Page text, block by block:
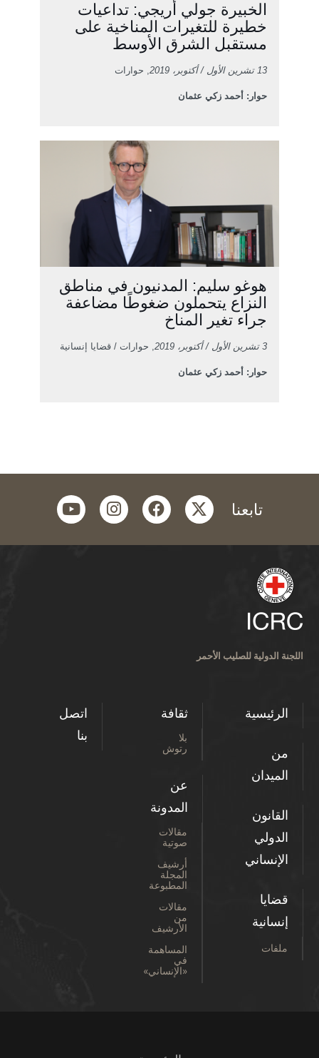
الخبيرة جولي أريجي: تداعيات
خطيرة للتغيرات المناخية على
مستقبل الشرق الأوسط
13 تشرين الأول / أكتوبر، 2019 , حوارات
حوار: أحمد زكي عثمان
هوغو سليم: المدنيون في مناطق
النزاع يتحملون ضغوطًا مضاعفة
جراء تغير المناخ
3 تشرين الأول / أكتوبر، 2019 , حوارات / قضايا إنسانية
حوار: أحمد زكي عثمان
تابعنا twitter
facebook
instagram
youtube
اللجنة الدولية للصليب الأحمر
الرئيسية
من
الميدان
القانون
الدولي
الإنساني
قضايا
إنسانية
ملفات
ثقافة
بلا
رتوش
عن
المدونة
مقالات
صوتية
أرشيف
المجلة
المطبوعة
مقالات
من
الأرشيف
المساهمة
في
«الإنساني»
اتصل
بنا